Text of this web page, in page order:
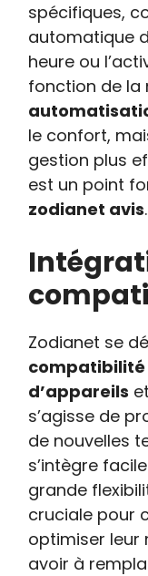
spécifiques,
automatique
heure ou
fonction de la
le confort,
gestion plus
est un point
zodianet avis.
Zodianet se
compatibilité
d’appareils
s’agisse de
de nouvelles
s’intègre
grande
cruciale pour
optimiser leur
avoir à